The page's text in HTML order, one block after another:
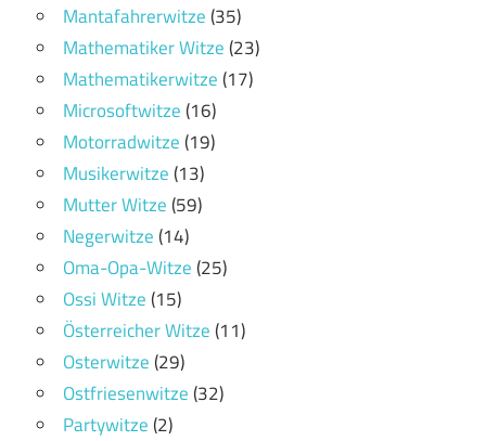
Mantafahrerwitze(35)
Mathematiker Witze(23)
Mathematikerwitze(17)
Microsoftwitze(16)
Motorradwitze(19)
Musikerwitze(13)
Mutter Witze(59)
Negerwitze(14)
Oma-Opa-Witze(25)
Ossi Witze(15)
Österreicher Witze(11)
Osterwitze(29)
Ostfriesenwitze(32)
Partywitze(2)